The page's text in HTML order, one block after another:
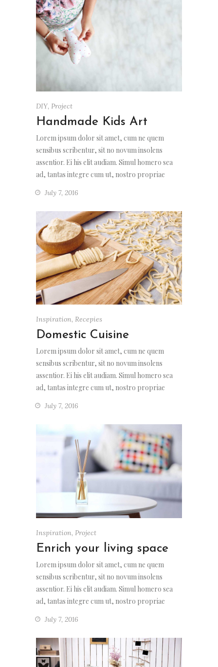
DIY, Project
Handmade Kids Art
Lorem ipsum dolor sit amet, cum ne quem
sensibus scribentur, sit no novum insolens
assentior. Ei his elit audiam. Simul homero sea
ad, tantas integre cum ut, nostro propriae
July 7, 2016
Inspiration, Recepies
Domestic Cuisine
Lorem ipsum dolor sit amet, cum ne quem
sensibus scribentur, sit no novum insolens
assentior. Ei his elit audiam. Simul homero sea
ad, tantas integre cum ut, nostro propriae
July 7, 2016
Inspiration, Project
Enrich your living space
Lorem ipsum dolor sit amet, cum ne quem
sensibus scribentur, sit no novum insolens
assentior. Ei his elit audiam. Simul homero sea
ad, tantas integre cum ut, nostro propriae
July 7, 2016